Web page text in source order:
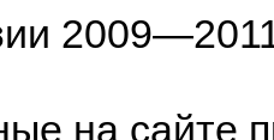
на сайте